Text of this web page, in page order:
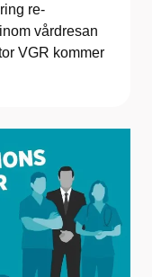
re-
vårdresan
VGR kommer